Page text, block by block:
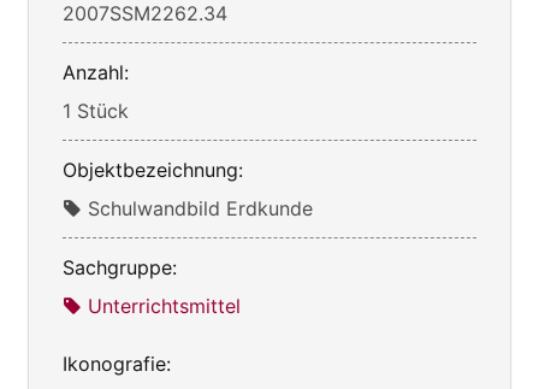
2007SSM2262.34
Anzahl:
1 Stück
Objektbezeichnung:
Schulwandbild Erdkunde
Sachgruppe:
Unterrichtsmittel
Ikonografie: